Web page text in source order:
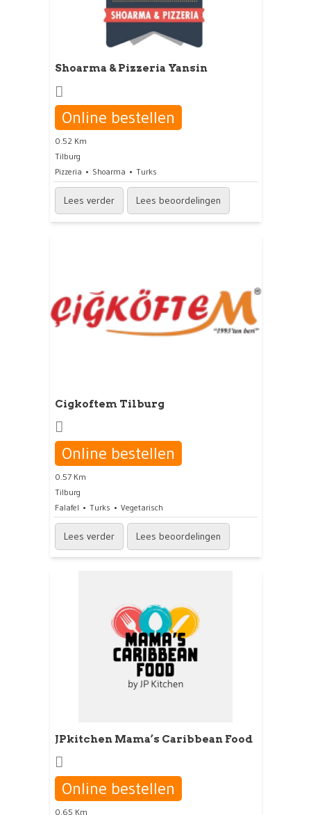
Shoarma & Pizzeria Yansin
Online bestellen
0.52 Km
Tilburg
Pizzeria
Shoarma Turks
Lees verder Lees beoordelingen
Cigkoftem Tilburg
Online bestellen
0.57 Km
Tilburg
Falafel
Turks Vegetarisch
Lees verder Lees beoordelingen
JPkitchen Mama’s Caribbean Food
Online bestellen
0.65 Km